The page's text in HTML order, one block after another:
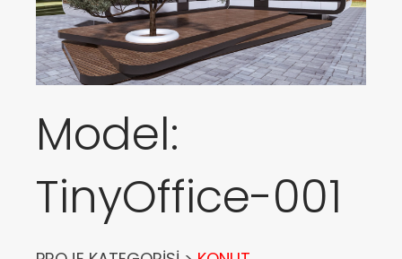
Model:
TinyOffice-001